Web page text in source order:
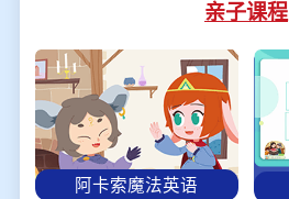
亲子课程
阿卡索魔法英语